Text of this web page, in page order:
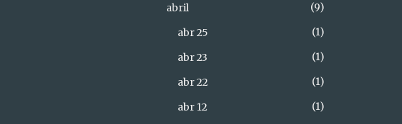
abril
9
abr 25
1
abr 23
1
abr 22
1
abr 12
1